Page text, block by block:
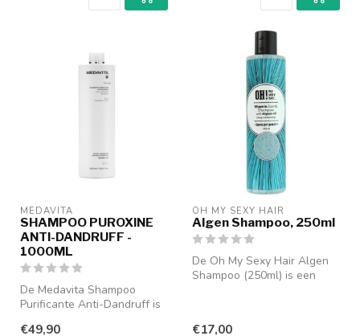
MEDAVITA
SHAMPOO PUROXINE
ANTI-DANDRUFF -
1000ML
De Medavita Shampoo
Purificante Anti-Dandruff is
€49,90
OH MY SEXY HAIR
Algen Shampoo, 250ml
De Oh My Sexy Hair Algen
Shampoo (250ml) is een
€17,00